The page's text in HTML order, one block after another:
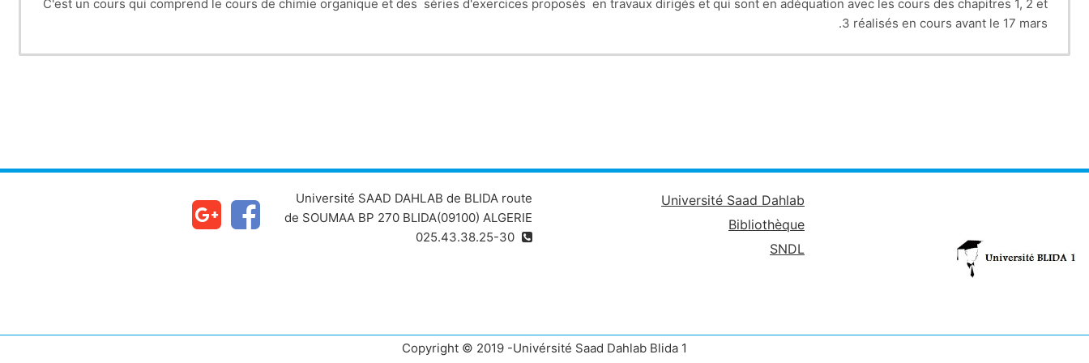
C'est un cours qui comprend le cours de chimie organique et des séries d'exercices proposés en travaux dirigés et qui sont en adéquation avec les cours des chapitres 1, 2 et
3 réalisés en cours avant le 17 mars.
Université Saad Dahlab
Bibliothèque
SNDL
Université SAAD DAHLAB de BLIDA route
de SOUMAA BP 270 BLIDA(09100) ALGERIE
Copyright © 2019 -Univérsité Saad Dahlab Blida 1